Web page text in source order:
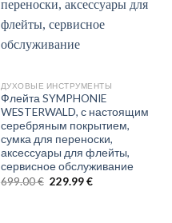
ДУХОВЫЕ ИНСТРУМЕНТЫ
Флейта SYMPHONIE
WESTERWALD, с настоящим
серебряным покрытием,
сумка для переноски,
аксессуары для флейты,
сервисное обслуживание
699.00€ Original
229.99€Current